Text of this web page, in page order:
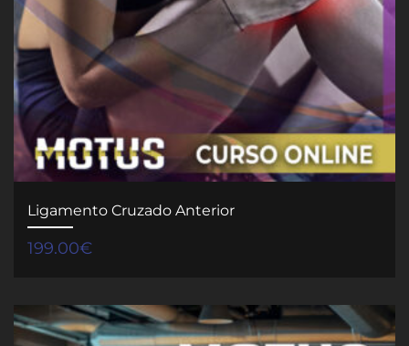
Ligamento Cruzado Anterior
199.00€